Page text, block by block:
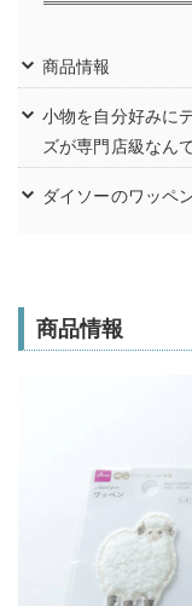
商品情報
小物を自分好みに
ズが専門店級なん
ダイソーのワッペ
商品情報